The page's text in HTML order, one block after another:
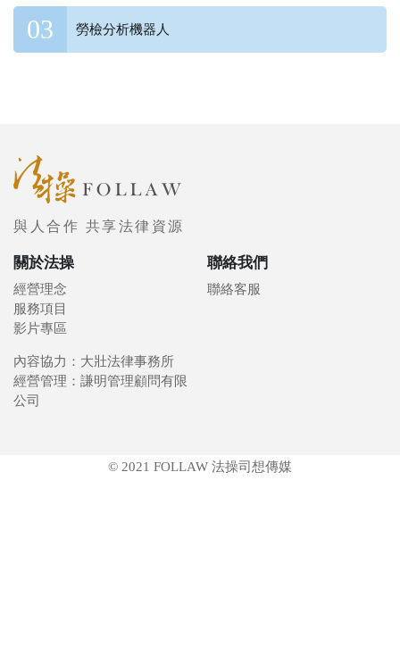
勞檢分析機器人
與人合作 共享法律資源
關於法操
經營理念
服務項目
影片專區
聯絡我們
聯絡客服
內容協力：大壯法律事務所
經營管理：謙明管理顧問有限
公司
© 2021 FOLLAW 法操司想傳媒